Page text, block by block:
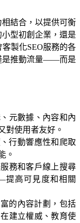
結合，以提供可衡
型初創企業，還是
製化SEO服務的各
是推動流量——而是
元數據、內容和內
對使用者友好。
行動響應性和爬取
。
務和客戶線上搜尋
高可見度和相關
的內容計劃，包括
建立權威、教育使